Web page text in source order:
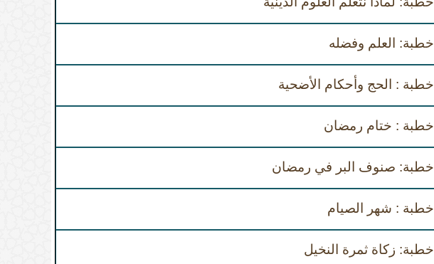
خطبة: العلم وفضله
خطبة : الحج وأحكام الأضحية
خطبة : ختام رمضان
خطبة: صنوف البر في رمضان
خطبة : شهر الصيام
خطبة: زكاة ثمرة النخيل